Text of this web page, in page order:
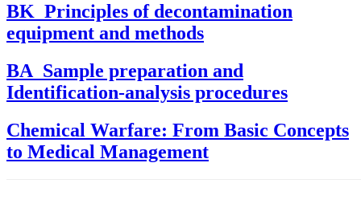
BK_Principles of decontamination
equipment and methods
BA_Sample preparation and
Identification-analysis procedures
Chemical Warfare: From Basic Concepts
to Medical Management